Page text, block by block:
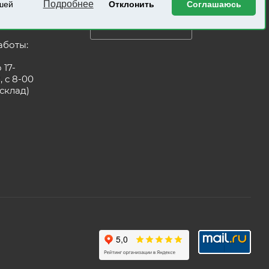
Подробнее Отклонить Соглашаюсь
с 8-00
ПОЛУЧИТЬ КАТАЛОГ